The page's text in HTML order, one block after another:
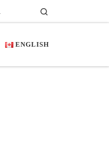
ENGLISH